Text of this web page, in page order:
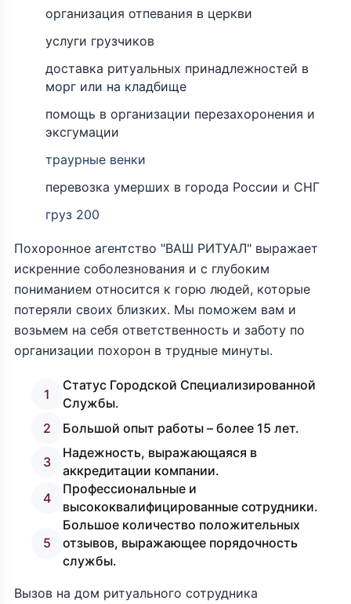
организация отпевания в церкви
услуги грузчиков
доставка ритуальных принадлежностей в
морг или на кладбище
помощь в организации перезахоронения и
эксгумации
траурные венки
перевозка умерших в города России и СНГ
груз 200
Похоронное агентство "ВАШ РИТУАЛ" выражает
искренние соболезнования и с глубоким
пониманием относится к горю людей, которые
потеряли своих близких. Мы поможем вам и
возьмем на себя ответственность и заботу по
организации похорон в трудные минуты.
1
Статус Городской Специализированной
Службы.
2
Большой опыт работы – более 15 лет.
3
Надежность, выражающаяся в
аккредитации компании.
4
Профессиональные и
высококвалифицированные сотрудники.
5
Большое количество положительных
отзывов, выражающее порядочность
службы.
Вызов на дом ритуального сотрудника